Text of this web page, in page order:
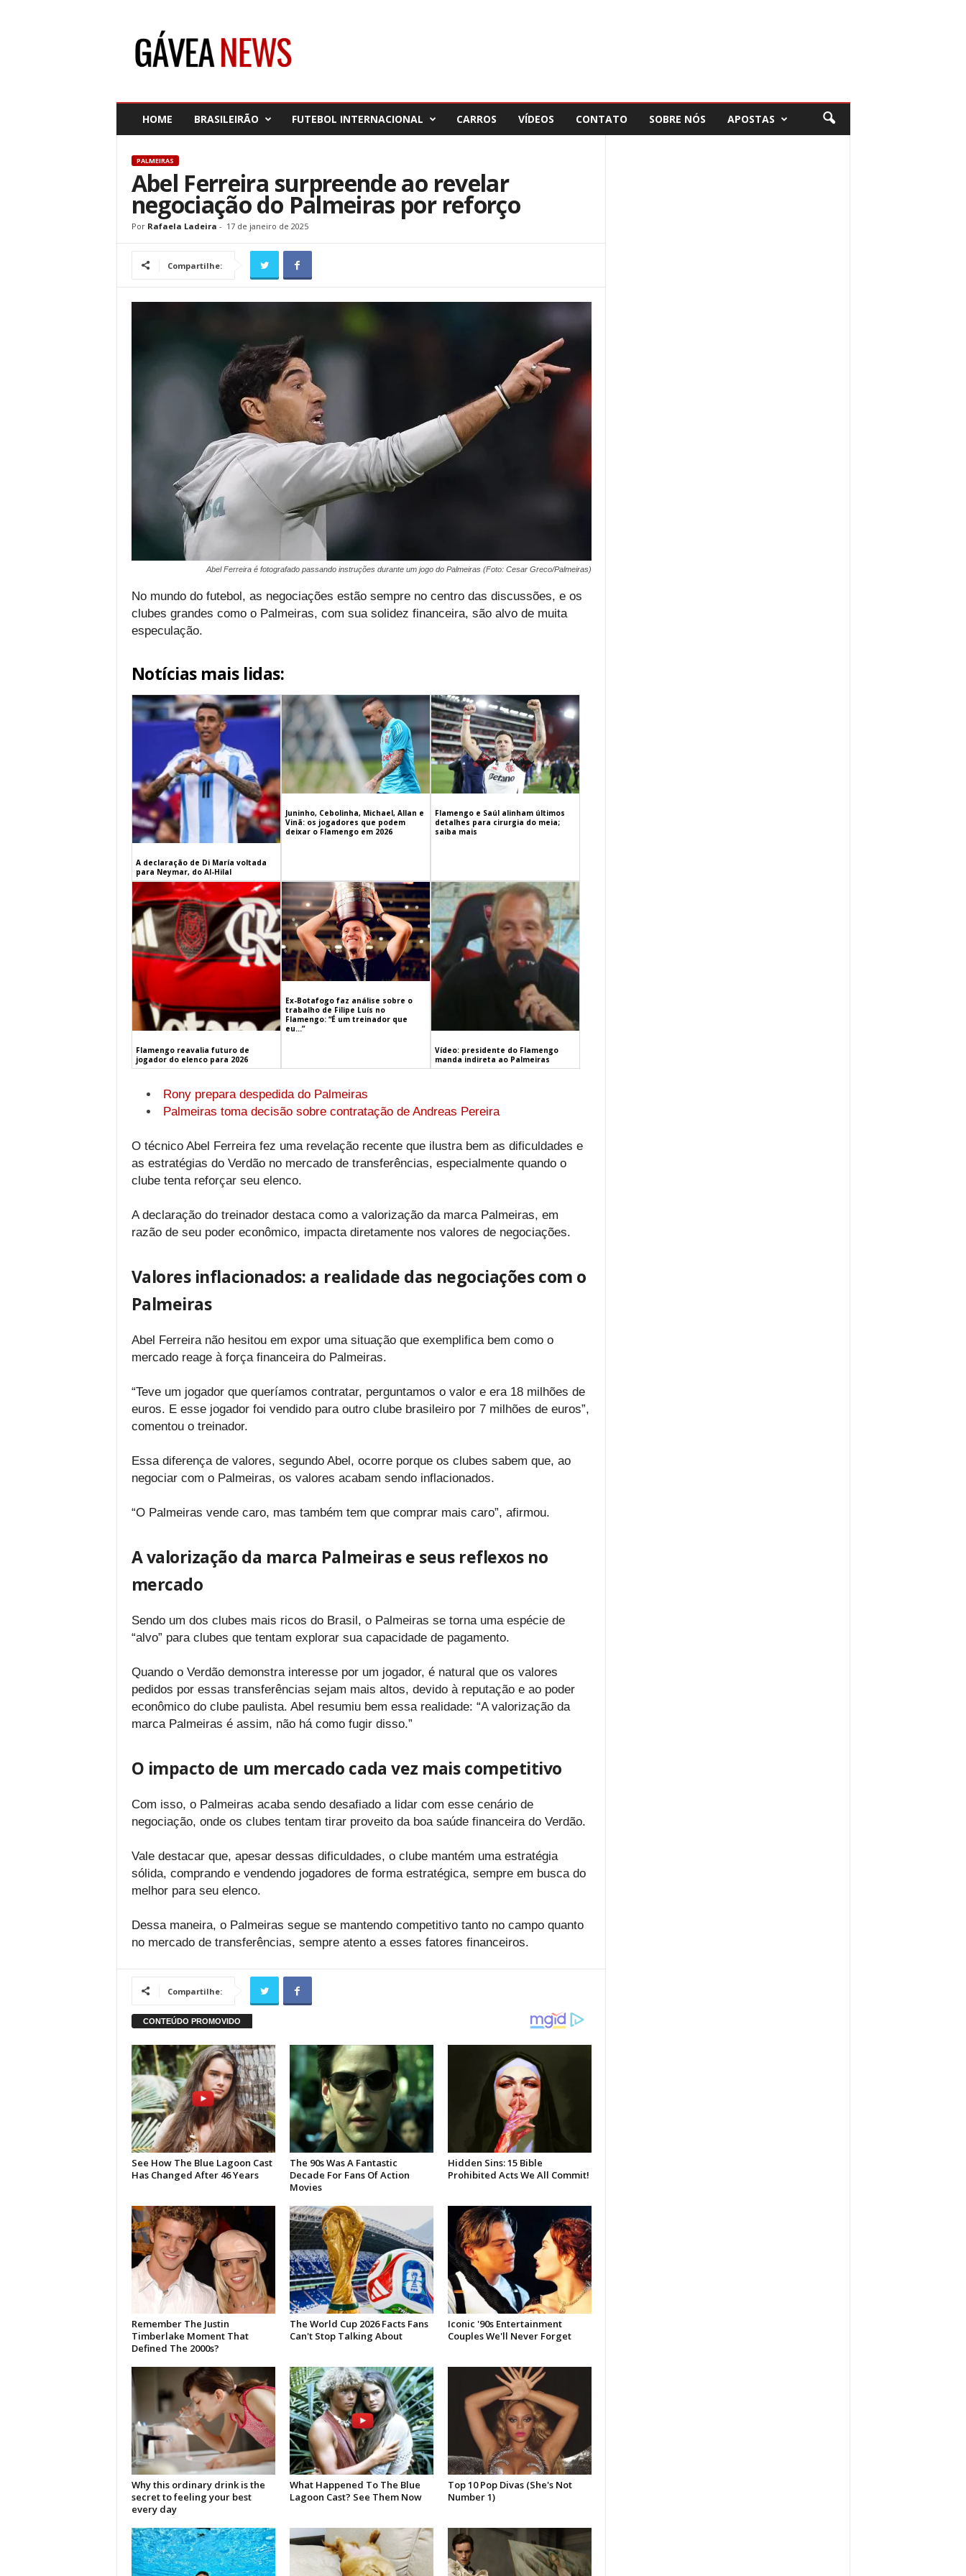
HOME BRASILEIRÃO FUTEBOL INTERNACIONAL CARROS VÍDEOS CONTATO SOBRE NÓS APOSTAS
PALMEIRAS
Abel Ferreira surpreende ao revelar
negociação do Palmeiras por reforço
Por Rafaela Ladeira - 17 de janeiro de 2025
Compartilhe:
Abel Ferreira é fotografado passando instruções durante um jogo do Palmeiras (Foto: Cesar Greco/Palmeiras)
No mundo do futebol, as negociações estão sempre no centro das discussões, e os
clubes grandes como o Palmeiras, com sua solidez financeira, são alvo de muita
especulação.
Notícias mais lidas:
A declaração de Di María voltada
para Neymar, do Al-Hilal
Juninho, Cebolinha, Michael, Allan e
Vinã: os jogadores que podem
deixar o Flamengo em 2026
Flamengo e Saúl alinham últimos
detalhes para cirurgia do meia;
saiba mais
Flamengo reavalia futuro de
jogador do elenco para 2026
Ex-Botafogo faz análise sobre o
trabalho de Filipe Luís no
Flamengo: “É um treinador que
eu…”
Vídeo: presidente do Flamengo
manda indireta ao Palmeiras
Rony prepara despedida do Palmeiras
Palmeiras toma decisão sobre contratação de Andreas Pereira
O técnico Abel Ferreira fez uma revelação recente que ilustra bem as dificuldades e
as estratégias do Verdão no mercado de transferências, especialmente quando o
clube tenta reforçar seu elenco.
A declaração do treinador destaca como a valorização da marca Palmeiras, em
razão de seu poder econômico, impacta diretamente nos valores de negociações.
Valores inflacionados: a realidade das negociações com o
Palmeiras
Abel Ferreira não hesitou em expor uma situação que exemplifica bem como o
mercado reage à força financeira do Palmeiras.
“Teve um jogador que queríamos contratar, perguntamos o valor e era 18 milhões de
euros. E esse jogador foi vendido para outro clube brasileiro por 7 milhões de euros”,
comentou o treinador.
Essa diferença de valores, segundo Abel, ocorre porque os clubes sabem que, ao
negociar com o Palmeiras, os valores acabam sendo inflacionados.
“O Palmeiras vende caro, mas também tem que comprar mais caro”, afirmou.
A valorização da marca Palmeiras e seus reflexos no
mercado
Sendo um dos clubes mais ricos do Brasil, o Palmeiras se torna uma espécie de
“alvo” para clubes que tentam explorar sua capacidade de pagamento.
Quando o Verdão demonstra interesse por um jogador, é natural que os valores
pedidos por essas transferências sejam mais altos, devido à reputação e ao poder
econômico do clube paulista. Abel resumiu bem essa realidade: “A valorização da
marca Palmeiras é assim, não há como fugir disso.”
O impacto de um mercado cada vez mais competitivo
Com isso, o Palmeiras acaba sendo desafiado a lidar com esse cenário de
negociação, onde os clubes tentam tirar proveito da boa saúde financeira do Verdão.
Vale destacar que, apesar dessas dificuldades, o clube mantém uma estratégia
sólida, comprando e vendendo jogadores de forma estratégica, sempre em busca do
melhor para seu elenco.
Dessa maneira, o Palmeiras segue se mantendo competitivo tanto no campo quanto
no mercado de transferências, sempre atento a esses fatores financeiros.
Compartilhe: